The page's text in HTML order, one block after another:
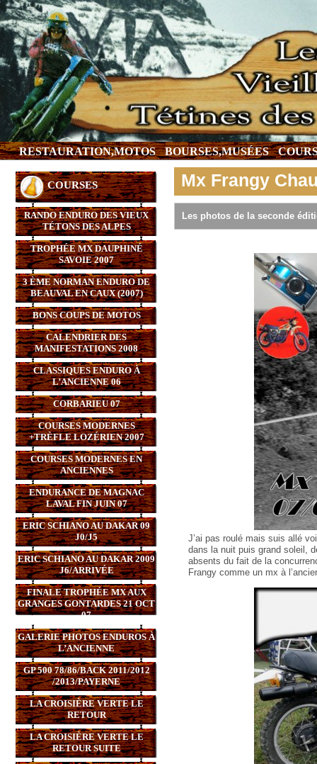
RESTAURATION,MOTOS BOURSES,MUSÉES
COURSES
RANDO ENDURO DES VIEUX
TÉTONS DES ALPES
TROPHÉE MX DAUPHINÉ
SAVOIE 2007
3 ÈME NORMAN ENDURO DE
BEAUVAL EN CAUX (2007)
BONS COUPS DE MOTOS
CALENDRIER DES
MANIFESTATIONS 2008
CLASSIQUES ENDURO À
L’ANCIENNE 06
CORBARIEU 07
COURSES MODERNES
+TRÈFLE LOZÉRIEN 2007
COURSES MODERNES EN
ANCIENNES
ENDURANCE DE MAGNAC
LAVAL FIN JUIN 07
ERIC SCHIANO AU DAKAR 09
J0/J5
ERIC SCHIANO AU DAKAR 2009
J6/ARRIVÉE
FINALE TROPHÉE MX AUX
GRANGES GONTARDES 21 OCT
07
GALERIE PHOTOS ENDUROS À
L’ANCIENNE
GP 500 78/86/BACK 2011/2012
/2013/PAYERNE
LA CROISIÈRE VERTE LE
RETOUR
LA CROISIÈRE VERTE LE
RETOUR SUITE
Mx Frangy
Les photos de la seconde
J’ai pas roulé mais suis allé
dans la nuit puis grand soleil,
absents du fait de la
Frangy comme un mx à